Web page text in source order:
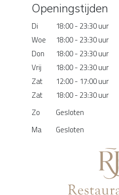
Openingstijden
Di
18:00 - 23:30 uur
Woe
18:00 - 23:30 uur
Don
18:00 - 23:30 uur
Vrij
18:00 - 23:30 uur
Zat
12:00 - 17:00 uur
Zat
18:00 - 23:30 uur
Zo
Gesloten
Ma
Gesloten